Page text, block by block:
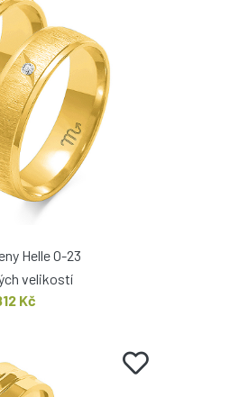
Helle O-23
velikostí
Kč